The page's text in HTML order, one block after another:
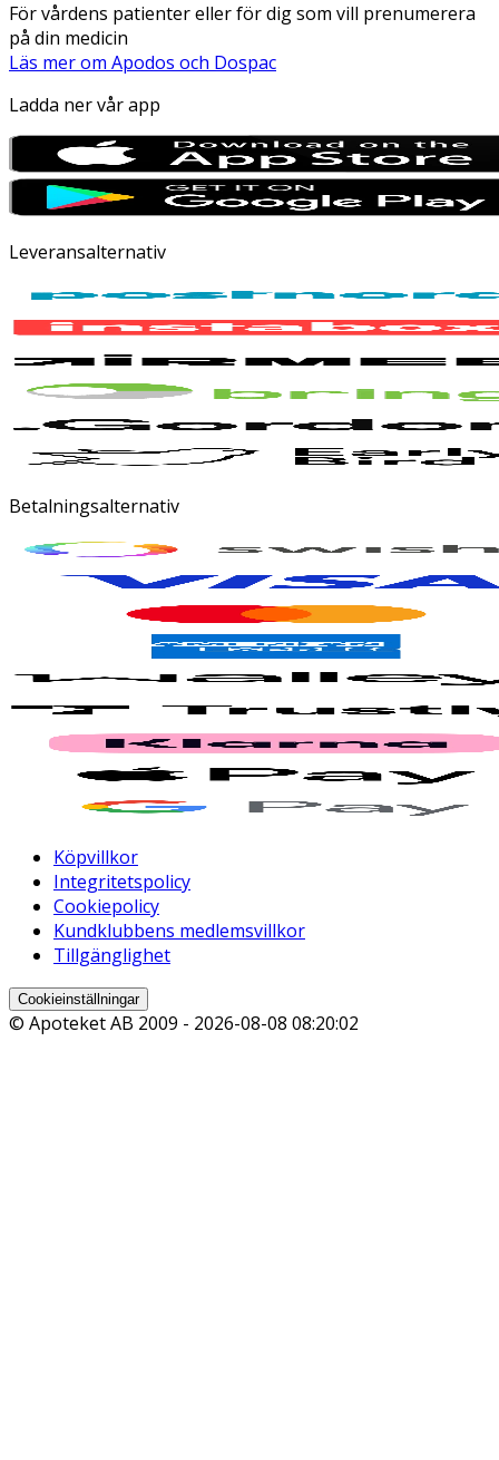
För vårdens patienter eller för dig som vill prenumerera
på din medicin
Läs mer om Apodos och Dospac
Ladda ner vår app
Leveransalternativ
Betalningsalternativ
Köpvillkor
Integritetspolicy
Cookiepolicy
Kundklubbens medlemsvillkor
Tillgänglighet
Cookieinställningar
© Apoteket AB 2009 - 2026-08-08 08:20:02